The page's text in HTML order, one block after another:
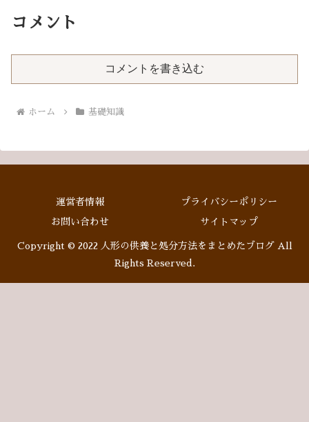
コメント
コメントを書き込む
ホーム 基礎知識
運営者情報 プライバシーポリシー
お問い合わせ サイトマップ
Copyright © 2022 人形の供養と処分方法をまとめたブログ All
Rights Reserved.